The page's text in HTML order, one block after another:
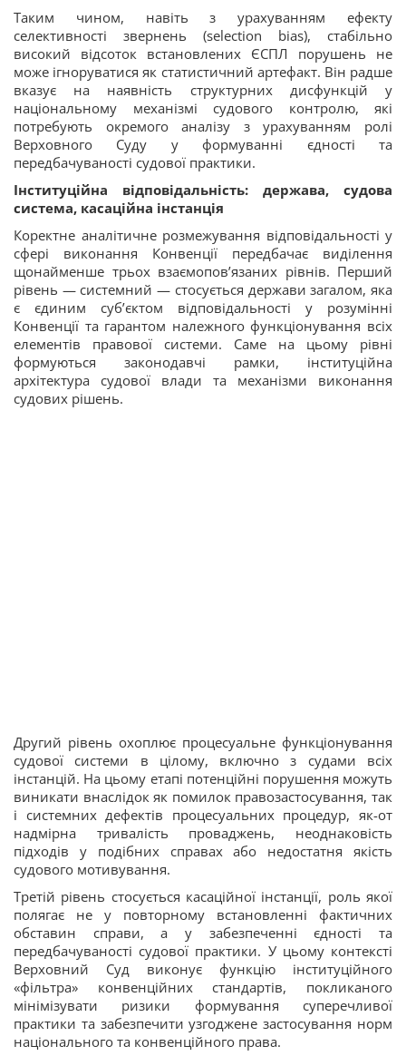
Таким чином, навіть з урахуванням ефекту
селективності звернень (selection bias), стабільно
високий відсоток встановлених ЄСПЛ порушень не
може ігноруватися як статистичний артефакт. Він радше
вказує на наявність структурних дисфункцій у
національному механізмі судового контролю, які
потребують окремого аналізу з урахуванням ролі
Верховного Суду у формуванні єдності та
передбачуваності судової практики.
Інституційна відповідальність: держава, судова
система, касаційна інстанція
Коректне аналітичне розмежування відповідальності у
сфері виконання Конвенції передбачає виділення
щонайменше трьох взаємопов’язаних рівнів. Перший
рівень — системний — стосується держави загалом, яка
є єдиним суб’єктом відповідальності у розумінні
Конвенції та гарантом належного функціонування всіх
елементів правової системи. Саме на цьому рівні
формуються законодавчі рамки, інституційна
архітектура судової влади та механізми виконання
судових рішень.
Другий рівень охоплює процесуальне функціонування
судової системи в цілому, включно з судами всіх
інстанцій. На цьому етапі потенційні порушення можуть
виникати внаслідок як помилок правозастосування, так
і системних дефектів процесуальних процедур, як-от
надмірна тривалість проваджень, неоднаковість
підходів у подібних справах або недостатня якість
судового мотивування.
Третій рівень стосується касаційної інстанції, роль якої
полягає не у повторному встановленні фактичних
обставин справи, а у забезпеченні єдності та
передбачуваності судової практики. У цьому контексті
Верховний Суд виконує функцію інституційного
«фільтра» конвенційних стандартів, покликаного
мінімізувати ризики формування суперечливої
практики та забезпечити узгоджене застосування норм
національного та конвенційного права.